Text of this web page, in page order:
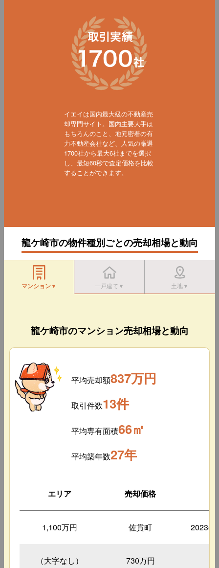
イエイは国内最大級の不動産売
却専門サイト。国内主要大手は
もちろんのこと、地元密着の有
力不動産会社など、人気の厳選
1700社から最大6社までを選択
し、最短60秒で査定価格を比較
することができます。
龍ケ崎市の物件種別ごとの売却相場と動向
マンション▼ 一戸建て▼ 土地▼
龍ケ崎市のマンション売却相場と動向
平均売却額837万円
取引件数13件
平均専有面積66㎡
平均築年数27年
エリア 売却価格
1,100万円 佐貫町 2023年
（大字なし） 730万円